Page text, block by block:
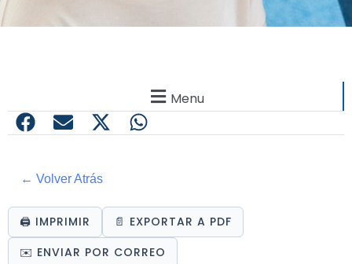
Menu
← Volver Atrás
🖨️ IMPRIMIR
📄 EXPORTAR A PDF
✉️ ENVIAR POR CORREO